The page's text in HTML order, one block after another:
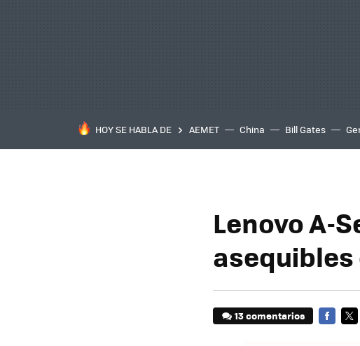
HOY SE HABLA DE AEMET China Bill Gates
Lenovo A-
13 comentarios